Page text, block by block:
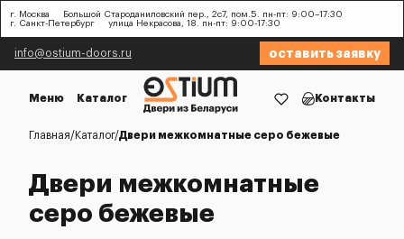
г. Москва
Большой Староданиловский пер., 2с7, пом.5. пн-пт: 9:00–17:30
г. Санкт-Петербург
улица Некрасова, 18. пн-пт: 9:00-17:30
info@ostium-doors.ru оставить заявку
Меню Каталог Контакты
Главная Каталог Двери межкомнатные серо бежевые
Двери межкомнатные
серо бежевые